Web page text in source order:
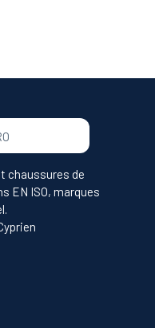
chaussures de
EN ISO, marques